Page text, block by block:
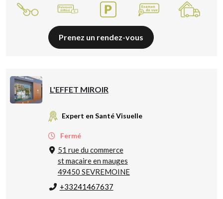
Prenez un rendez-vous
L'EFFET MIROIR
Expert en Santé Visuelle
Fermé
51 rue du commerce
st macaire en mauges
49450 SEVREMOINE
+33241467637